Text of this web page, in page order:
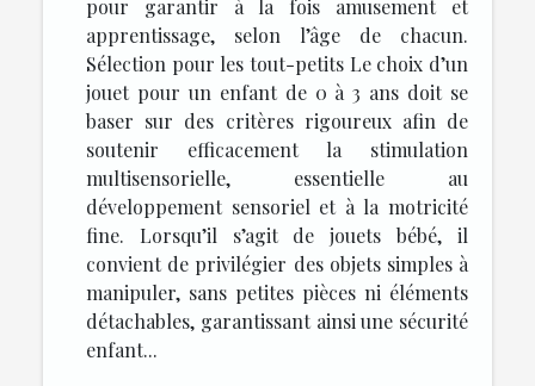
pour garantir à la fois amusement et
apprentissage, selon l’âge de chacun.
Sélection pour les tout-petits Le choix d’un
jouet pour un enfant de 0 à 3 ans doit se
baser sur des critères rigoureux afin de
soutenir efficacement la stimulation
multisensorielle, essentielle au
développement sensoriel et à la motricité
fine. Lorsqu’il s’agit de jouets bébé, il
convient de privilégier des objets simples à
manipuler, sans petites pièces ni éléments
détachables, garantissant ainsi une sécurité
enfant...